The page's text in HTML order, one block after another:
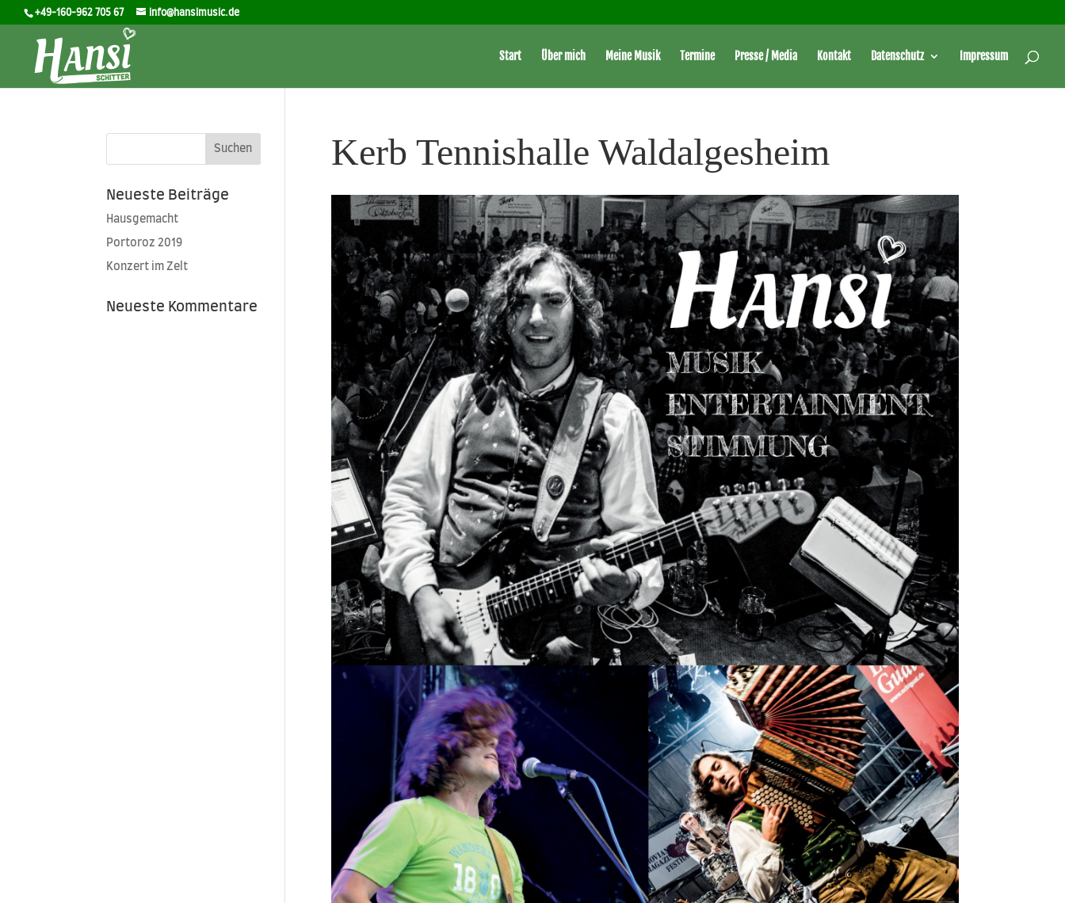
+49-160-962 705 67 info@hansimusic.de
Start Über mich Meine Musik Termine Presse / Media Kontakt Datenschutz Impressum
Kerb Tennishalle Waldalgesheim
Neueste Beiträge
Hausgemacht
Portoroz 2019
Konzert im Zelt
Neueste Kommentare